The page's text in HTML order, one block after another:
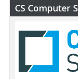
CS Computer